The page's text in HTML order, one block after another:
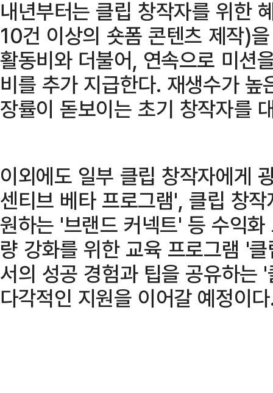
내년부터는 클립 창작자를 위한
10건 이상의 숏폼 콘텐츠 제작)
활동비와 더불어, 연속으로 미션
비를 추가 지급한다. 재생수가
장률이 돋보이는 초기 창작자를
이외에도 일부 클립 창작자에게
센티브 베타 프로그램', 클립 창
원하는 '브랜드 커넥트' 등 수익
량 강화를 위한 교육 프로그램 '
서의 성공 경험과 팁을 공유하는
다각적인 지원을 이어갈 예정이